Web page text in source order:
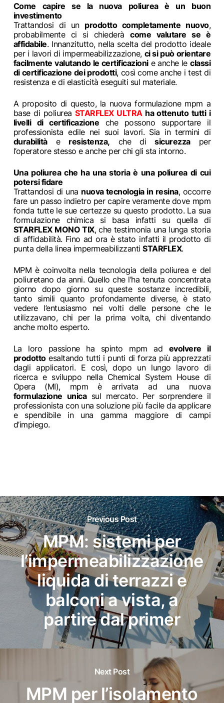
Come capire se la nuova poliurea è un buon
investimento
Trattandosi di un prodotto completamente nuovo,
probabilmente ci si chiederàcome valutare se è
affidabile. Innanzitutto, nella scelta del prodotto ideale
per i lavori di impermeabilizzazione, ci si può orientare
facilmente valutando le certificazionie anche leclassi
di certificazione dei prodotti, così come anche i test di
resistenza e di elasticità eseguiti sul materiale.
A proposito di questo, la nuova formulazione mpm a
base di poliurea STARFLEX ULTRA ha ottenuto tutti i
livelli di certificazione che possono supportare il
professionista edile nei suoi lavori. Sia in termini di
durabilitàe resistenza, che disicurezzaper
l’operatore stesso e anche per chi gli sta intorno.
Una poliurea che ha una storia è una poliurea di cui
potersi fidare
Trattandosi di una nuova tecnologia in resina, occorre
fare un passo indietro per capire veramente dove mpm
fonda tutte le sue certezze su questo prodotto. La sua
formulazione chimica si basa infatti su quella di
STARFLEX MONO TIX, che testimonia una lunga storia
di affidabilità. Fino ad ora è stato infatti il prodotto di
punta della linea impermeabilizzantiSTARFLEX.
MPM è coinvolta nella tecnologia della poliurea e del
poliuretano da anni. Quello che l’ha tenuta concentrata
giorno dopo giorno su queste sostanze incredibili,
tanto simili quanto profondamente diverse, è stato
vedere l’entusiasmo nei volti delle persone che le
utilizzavano, chi per la prima volta, chi diventando
anche molto esperto.
La loro passione ha spinto mpm ad evolvere il
prodottoesaltando tutti i punti di forza più apprezzati
dagli applicatori. E così, dopo un lungo lavoro di
ricerca e sviluppo nella Chemical System House di
Opera (MI), mpm è arrivata ad una nuova
formulazione unicasul mercato. Per sorprendere il
professionista con una soluzione più facile da applicare
e spendibile in una gamma maggiore di campi
d’impiego.
Previous Post
MPM: sistemi per
l’impermeabilizzazione
liquida di terrazzi e
balconi a vista, a
partire dal primer
Next Post
MPM per l’isolamento